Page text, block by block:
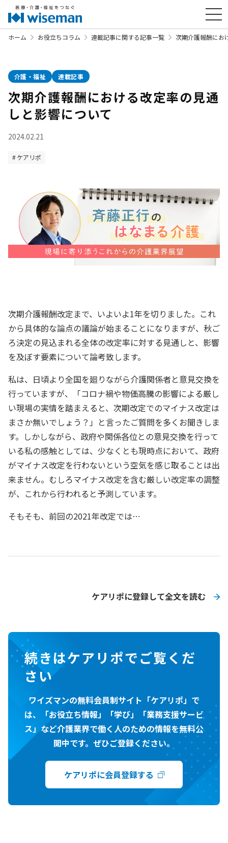
ホーム お役立ちコラム 連載記事に関する記事一覧 次期介護報酬にお
介護・福祉 連載記事
次期介護報酬における改定率の見通
しと影響について
2024.02.21
ケアリポ
次期介護報酬改定まで、いよいよ1年を切りました。これ
から具体的な論点の議論が始まることになりますが、秋ご
ろ決定の見込まれる全体の改定率に対する見通しと、影響
を及ぼす要素について論考致します。
私は、日頃より全国を廻りながら介護関係者と意見交換を
行っていますが、「コロナ禍や物価高騰の影響による厳し
い現場の実情を踏まえると、次期改定でのマイナス改定は
まさか無いでしょう？」と言ったご質問を多くお聞きしま
す。しかしながら、政府や関係各位との意見交換を行って
いる私の感触としては、少なくとも現時点において、政府
がマイナス改定を行わないという空気を感じ取ることは出
来ません。むしろマイナス改定を含む厳しい改定率の調整
が、これから行われると予測しています。
そもそも、前回の2021年改定では…
ケアリポに登録して全文を読む
続きはケアリポでご覧くだ
さい
ワイズマンの無料会員制サイト「ケアリポ」で
は、「お役立ち情報」「学び」「業務支援サービ
ス」など介護業界で働く人のための情報を無料公
開中です。ぜひご登録ください。
ケアリポに会員登録する